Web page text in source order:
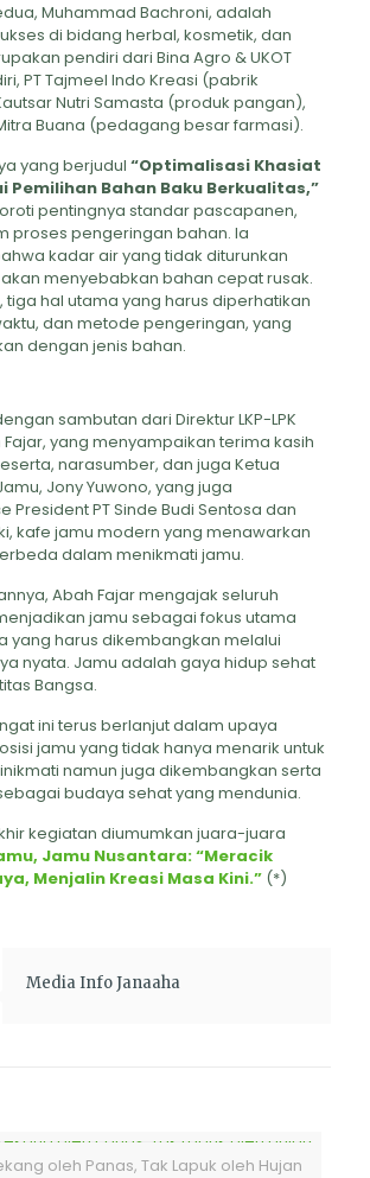
Muhammad Bachroni, adalah
di bidang herbal, kosmetik, dan
pendiri dari Bina Agro & UKOT
PT Tajmeel Indo Kreasi (pabrik
Nutri Samasta (produk pangan),
Buana (pedagang besar farmasi).
yang berjudul “Optimalisasi Khasiat
Pemilihan Bahan Baku Berkualitas,”
pentingnya standar pascapanen,
proses pengeringan bahan. Ia
kadar air yang tidak diturunkan
menyebabkan bahan cepat rusak.
tiga hal utama yang harus diperhatikan
dan metode pengeringan, yang
dengan jenis bahan.
sambutan dari Direktur LKP-LPK
yang menyampaikan terima kasih
narasumber, dan juga Ketua
Jony Yuwono, yang juga
President PT Sinde Budi Sentosa dan
kafe jamu modern yang menawarkan
dalam menikmati jamu.
Abah Fajar mengajak seluruh
jamu sebagai fokus utama
yang harus dikembangkan melalui
nyata. Jamu adalah gaya hidup sehat
Bangsa.
ini terus berlanjut dalam upaya
jamu yang tidak hanya menarik untuk
namun juga dikembangkan serta
budaya sehat yang mendunia.
kegiatan diumumkan juara-juara
Jamu Nusantara: “Meracik
Menjalin Kreasi Masa Kini.”(*)
Media Info Janaaha
oleh Panas, Tak Lapuk oleh Hujan